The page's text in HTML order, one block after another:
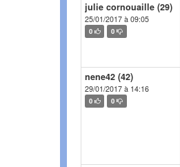
julie cornouaille (29)
25/01/2017 à 09:05
0 0
nene42 (42)
29/01/2017 à 14:16
0 0